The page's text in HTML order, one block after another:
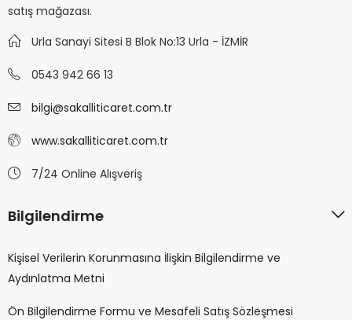
satış mağazası.
Urla Sanayi Sitesi B Blok No:13 Urla - İZMİR
0543 942 66 13
bilgi@sakalliticaret.com.tr
www.sakalliticaret.com.tr
7/24 Online Alışveriş
Bilgilendirme
Kişisel Verilerin Korunmasına İlişkin Bilgilendirme ve
Aydınlatma Metni
Ön Bilgilendirme Formu ve Mesafeli Satış Sözleşmesi